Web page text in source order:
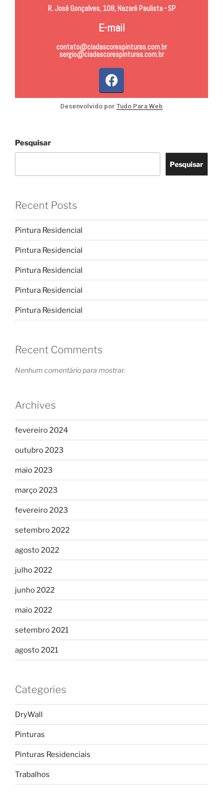
R. José Gonçalves, 108, Nazaré Paulista - SP
E-mail
contato@ciadascorespinturas.com.br
sergio@ciadascorespinturas.com.br
Desenvolvido por Tudo Para Web
Pesquisar
Pesquisar
Recent Posts
Pintura Residencial
Pintura Residencial
Pintura Residencial
Pintura Residencial
Pintura Residencial
Recent Comments
Nenhum comentário para mostrar.
Archives
fevereiro 2024
outubro 2023
maio 2023
março 2023
fevereiro 2023
setembro 2022
agosto 2022
julho 2022
junho 2022
maio 2022
setembro 2021
agosto 2021
Categories
DryWall
Pinturas
Pinturas Residenciais
Trabalhos